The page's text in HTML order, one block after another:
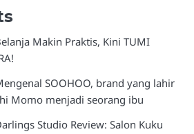
Makin Praktis, Kini TUMI
SOOHOO, brand yang lahir
Momo menjadi seorang ibu
Studio Review: Salon Kuku